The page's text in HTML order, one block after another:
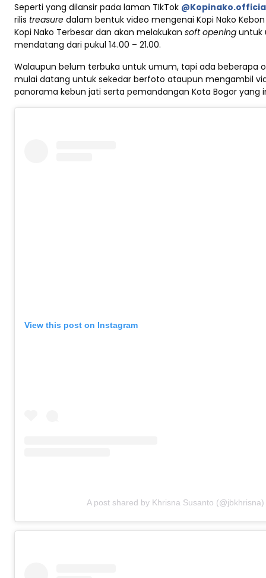
Seperti yang dilansir pada laman TIkTok
rilis treasure dalam bentuk video mengenai Kopi Nako
Kopi Nako Terbesar dan akan melakukan soft opening untuk
mendatang dari pukul 14.00 – 21.00.
Walaupun belum terbuka untuk umum, tapi ada beberapa
mulai datang untuk sekedar berfoto ataupun mengambil
panorama kebun jati serta pemandangan Kota Bogor yang
View this post on Instagram
A post shared by Khrisna Susanto (@jbkhrisna)